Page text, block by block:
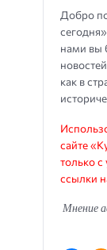
Добро
нами вы
как в
сайте
только с
ссылки
Мнение